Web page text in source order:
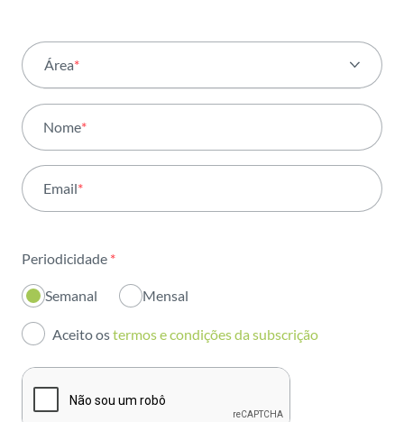
Área*
Atividade
Institucional
Inovação
Investidores
Publicações
Nome*
Email*
Periodicidade *
Semanal Mensal
Aceito ostermos e condições da subscrição